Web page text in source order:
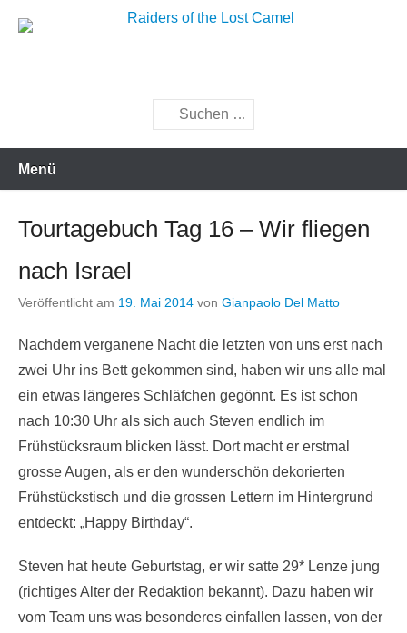
Inhalt
Suchen
Menü
Tourtagebuch Tag 16 – Wir fliegen
nach Israel
Veröffentlicht am 19. Mai 2014 von Gianpaolo Del Matto
Nachdem verganene Nacht die letzten von uns erst nach
zwei Uhr ins Bett gekommen sind, haben wir uns alle mal
ein etwas längeres Schläfchen gegönnt. Es ist schon
nach 10:30 Uhr als sich auch Steven endlich im
Frühstücksraum blicken lässt. Dort macht er erstmal
grosse Augen, als er den wunderschön dekorierten
Frühstückstisch und die grossen Lettern im Hintergrund
entdeckt: „Happy Birthday“.
Steven hat heute Geburtstag, er wir satte 29* Lenze jung
(richtiges Alter der Redaktion bekannt). Dazu haben wir
vom Team uns was besonderes einfallen lassen, von der